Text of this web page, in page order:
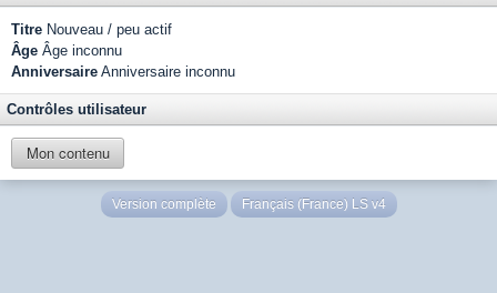
Titre Nouveau / peu actif
Âge Âge inconnu
Anniversaire Anniversaire inconnu
Contrôles utilisateur
Mon contenu
Version complète Français (France) LS v4